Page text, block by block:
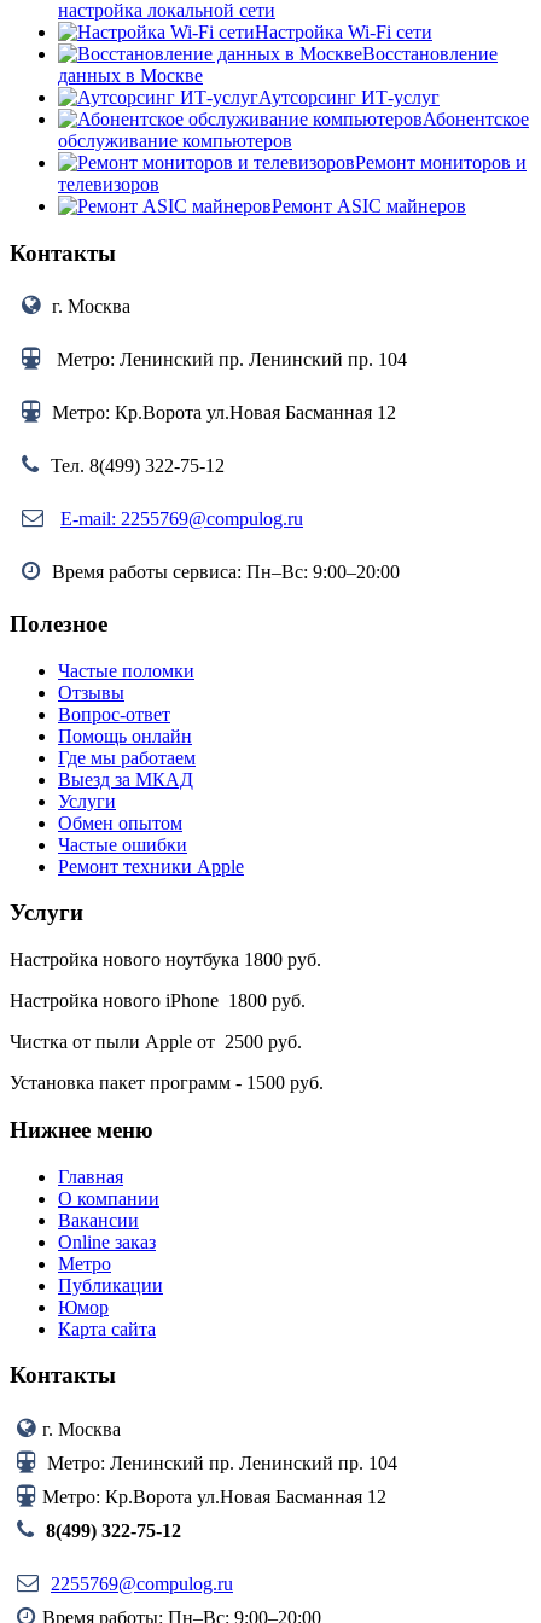
настройка локальной сети
Настройка Wi-Fi сети
Восстановление
данных в Москве
Аутсорсинг ИТ-услуг
Абонентское
обслуживание компьютеров
Ремонт мониторов и
телевизоров
Ремонт ASIC майнеров
Контакты
г. Москва
Метро: Ленинский пр. Ленинский пр. 104
Метро: Кр.Ворота ул.Новая Басманная 12
Тел. 8(499) 322-75-12
E-mail: 2255769@compulog.ru
Время работы сервиса: Пн–Вс: 9:00–20:00
Полезное
Частые поломки
Отзывы
Вопрос-ответ
Помощь онлайн
Где мы работаем
Выезд за МКАД
Услуги
Обмен опытом
Частые ошибки
Ремонт техники Apple
Услуги
Настройка нового ноутбука 1800 руб.
Настройка нового iPhone 1800 руб.
Чистка от пыли Apple от 2500 руб.
Установка пакет программ - 1500 руб.
Нижнее меню
Главная
О компании
Вакансии
Online заказ
Метро
Публикации
Юмор
Карта сайта
Контакты
г. Москва
Метро: Ленинский пр. Ленинский пр. 104
Метро: Кр.Ворота ул.Новая Басманная 12
8(499) 322-75-12
2255769@compulog.ru
Время работы: Пн–Вс: 9:00–20:00